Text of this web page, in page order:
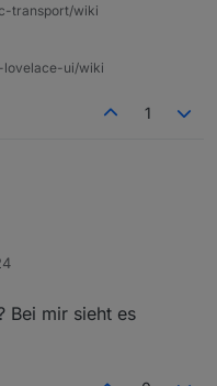
transport/wiki
lovelace-ui/wiki
1
verfügbar
aktualisiert werden.
lange Liste, siehe unten.
Linux System gemacht
Bei mir sieht es